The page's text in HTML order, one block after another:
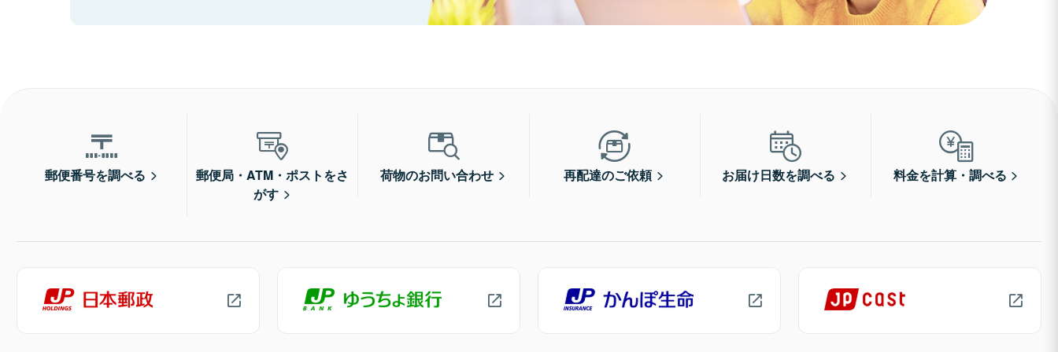
郵便番号を調べる
郵便局・ATM・ポストをさ
がす
荷物のお問い合わせ 再配達のご依頼 お届け日数を調べる 料金を計算・調べる